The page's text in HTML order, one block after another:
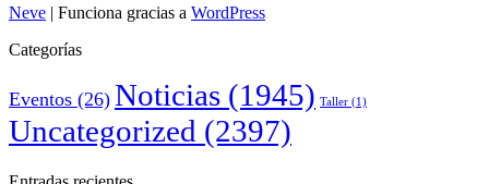
Neve | Funciona gracias a WordPress
Categorías
Eventos (26) Noticias (1945) Taller (1)
Uncategorized (2397)